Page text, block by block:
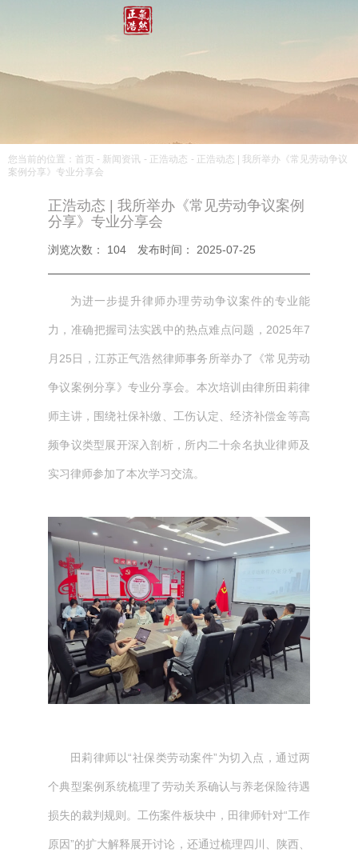
您当前的位置：首页 - 新闻资讯 - 正浩动态 - 正浩动态 | 我所举办《常见劳动争议
案例分享》专业分享会
正浩动态 | 我所举办《常见劳动争议案例
分享》专业分享会
浏览次数： 104 发布时间： 2025-07-25
为进一步提升律师办理劳动争议案件的专业能
力，准确把握司法实践中的热点难点问题，2025年7
月25日，江苏正气浩然律师事务所举办了《常见劳动
争议案例分享》专业分享会。本次培训由律所田莉律
师主讲，围绕社保补缴、工伤认定、经济补偿金等高
频争议类型展开深入剖析，所内二十余名执业律师及
实习律师参加了本次学习交流。
田莉律师以“社保类劳动案件”为切入点，通过两
个典型案例系统梳理了劳动关系确认与养老保险待遇
损失的裁判规则。工伤案件板块中，田律师针对“工作
原因”的扩大解释展开讨论，还通过梳理四川、陕西、